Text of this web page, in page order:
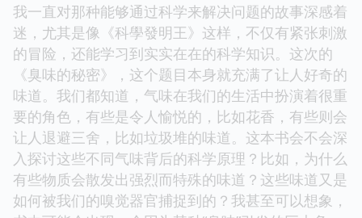
我一直对那种能够通过科学来解决问题的故事深感着
迷，尤其是像《科學發明王》这样，不仅有紧张刺激
的冒险，还能学习到实实在在的科学知识。这次的
《臭味的秘密》，这个题目本身就充满了让人好奇的
味道。我们都知道，气味在我们的生活中扮演着很重
要的角色，有些是令人愉悦的，比如花香，有些则会
让人退避三舍，比如垃圾堆的味道。这本书会不会深
入探讨这些不同气味背后的科学原理？比如，为什么
有些物质会散发出强烈而特殊的味道？这些味道又是
如何被我们的嗅觉器官捕捉到的？我甚至可以想象，